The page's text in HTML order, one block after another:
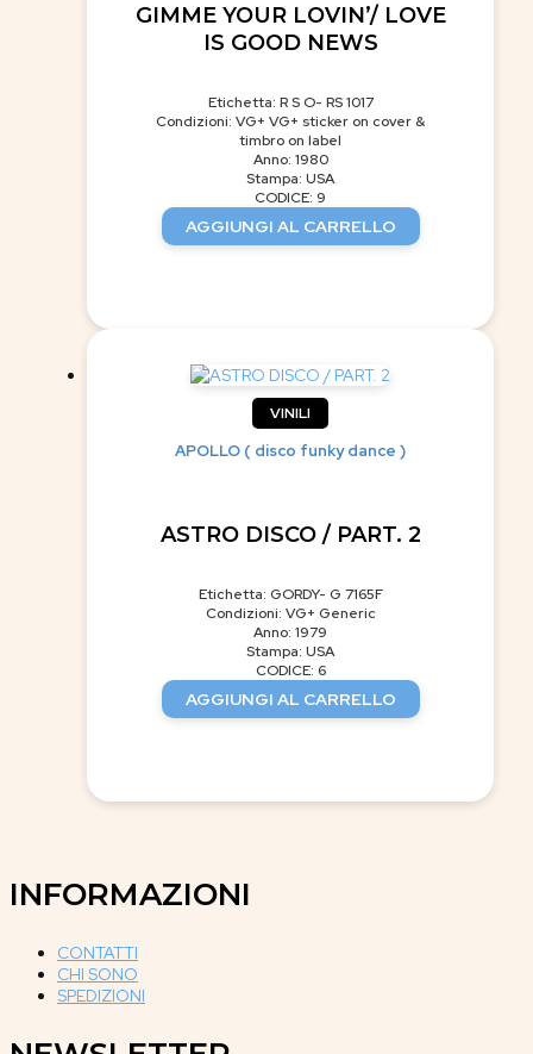
GIMME YOUR LOVIN’/ LOVE
IS GOOD NEWS
Etichetta: R S O- RS 1017
Condizioni: VG+ VG+ sticker on cover &
timbro on label
Anno: 1980
Stampa: USA
CODICE: 9
AGGIUNGI AL CARRELLO
VINILI
APOLLO ( disco funky dance )
ASTRO DISCO / PART. 2
Etichetta: GORDY- G 7165F
Condizioni: VG+ Generic
Anno: 1979
Stampa: USA
CODICE: 6
AGGIUNGI AL CARRELLO
INFORMAZIONI
CONTATTI
CHI SONO
SPEDIZIONI